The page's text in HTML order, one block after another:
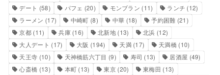
デート (58) パフェ (20) モンブラン (11) ランチ (12)
ラーメン (17) 中崎町 (8) 中華 (18) 予約困難 (21)
京都 (11) 兵庫(16) 北新地(13) 北浜 (12)
大人デート (17) 大阪 (194) 天満(17) 天満橋(10)
天王寺 (10) 天神橋筋六丁目 (9) 寿司 (13) 居酒屋 (49)
心斎橋 (13) 本町 (13) 東京(20) 東梅田 (13)